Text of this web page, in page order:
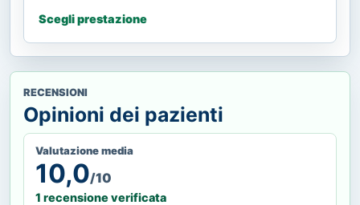
Scegli prestazione
RECENSIONI
Opinioni dei pazienti
Valutazione media
10,0/10
1 recensione verificata